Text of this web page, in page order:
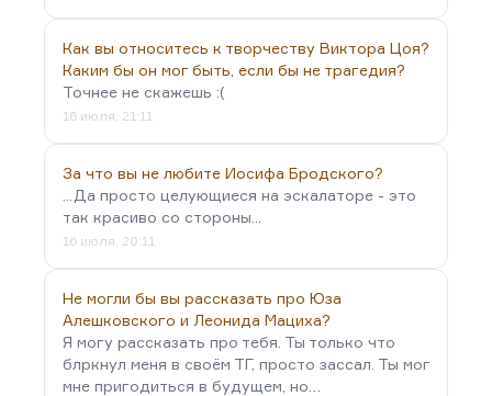
Как вы относитесь к творчеству Виктора Цоя?
Каким бы он мог быть, если бы не трагедия?
Точнее не скажешь :(
16 июля, 21:11
За что вы не любите Иосифа Бродского?
...Да просто целующиеся на эскалаторе - это
так красиво со стороны...
16 июля, 20:11
Не могли бы вы рассказать про Юза
Алешковского и Леонида Мациха?
Я могу рассказать про тебя. Ты только что
блркнул меня в своём ТГ, просто зассал. Ты мог
мне пригодиться в будущем, но…